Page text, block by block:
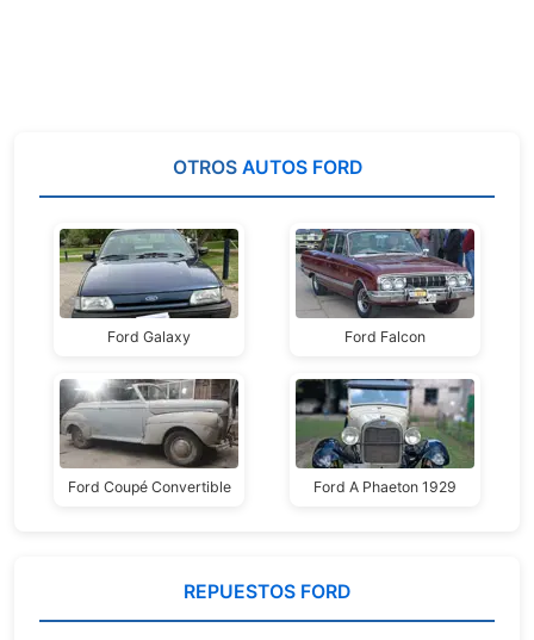
OTROS AUTOS FORD
Ford Galaxy Ford Falcon
Ford Coupé Convertible Ford A Phaeton 1929
REPUESTOS FORD